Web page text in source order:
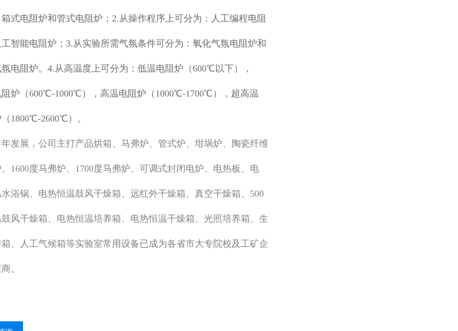
式电阻炉和管式电阻炉；2.从操作程序上可分为：人工编程电阻
智能电阻炉；3.从实验所需气氛条件可分为：氧化气氛电阻炉和
电阻炉。4.从高温度上可分为：低温电阻炉（600℃以下），
阻炉（600℃-1000℃），高温电阻炉（1000℃-1700℃），超高温
1800℃-2600℃）。
发展，公司主打产品烘箱、马弗炉、管式炉、坩埚炉、陶瓷纤维
1600度马弗炉、1700度马弗炉、可调式封闭电炉、电热板、电
浴锅、电热恒温鼓风干燥箱、远红外干燥箱、真空干燥箱、500
鼓风干燥箱、电热恒温培养箱、电热恒温干燥箱、光照培养箱、生
、人工气候箱等实验室常用设备已成为各省市大专院校及工矿企
。